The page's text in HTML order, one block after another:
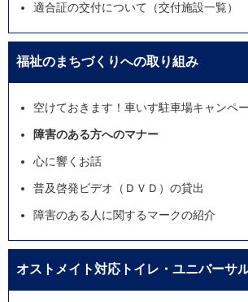
適合証の交付について（交付施設一覧）
福祉のまちづくりへの取り組み
空けておきます！車いす駐車場キャンペ
障害のある方へのマナー
心に響くお話
普及啓発ビデオ（ＤＶＤ）の貸出
障害のある人に関するマークの紹介
オストメイト対応トイレ・ユニバーサ